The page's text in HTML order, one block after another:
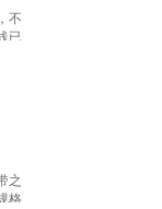
不
已
之
格